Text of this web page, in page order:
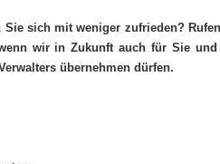
Sie sich mit weniger zufrieden?
wir in Zukunft auch für Sie
übernehmen dürfen.